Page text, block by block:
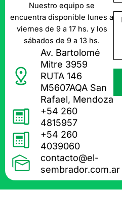
Nuestro equipo se
encuentra disponible lunes a
viernes de 9 a 17 hs. y los
sábados de 9 a 13 hs.
Av. Bartolomé
Mitre 3959
RUTA 146
M5607AQA San
Rafael, Mendoza
+54 260
4815957
+54 260
4039060
contacto@el-
sembrador.com.ar